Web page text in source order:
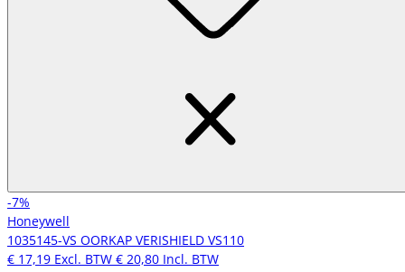
-7%
Honeywell
1035145-VS OORKAP VERISHIELD VS110
€ 17,19 Excl. BTW € 20,80 Incl. BTW